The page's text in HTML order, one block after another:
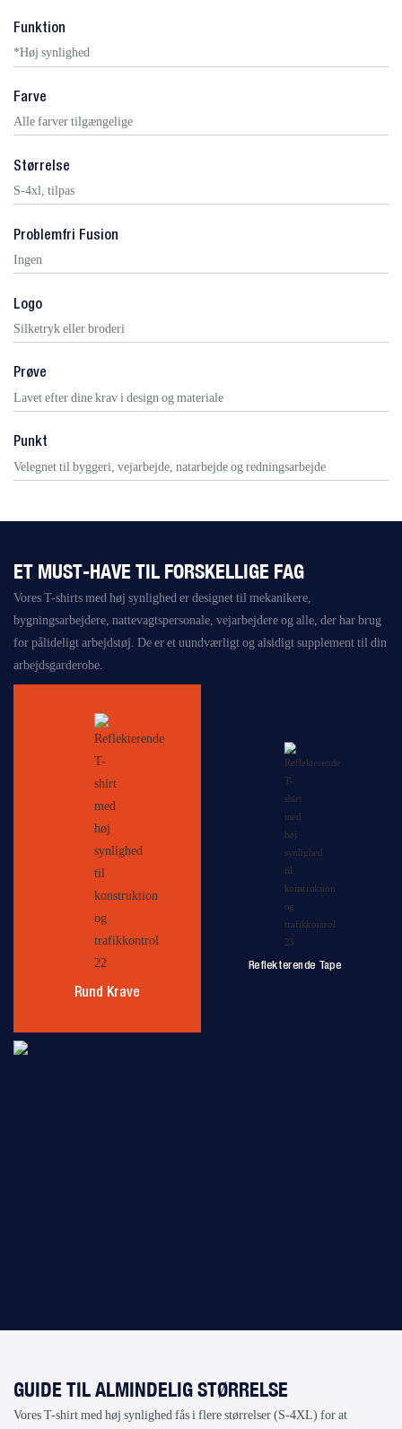
Funktion
*Høj synlighed
Farve
Alle farver tilgængelige
Størrelse
S-4xl, tilpas
Problemfri Fusion
Ingen
Logo
Silketryk eller broderi
Prøve
Lavet efter dine krav i design og materiale
Punkt
Velegnet til byggeri, vejarbejde, natarbejde og redningsarbejde
ET MUST-HAVE TIL FORSKELLIGE FAG
Vores T-shirts med høj synlighed er designet til mekanikere,
bygningsarbejdere, nattevagtspersonale, vejarbejdere og alle, der har brug
for pålideligt arbejdstøj. De er et uundværligt og alsidigt supplement til din
arbejdsgarderobe.
Rund Krave
Reflekterende Tape
GUIDE TIL ALMINDELIG STØRRELSE
VoresT-shirt med høj synlighedfås i flere størrelser (S-4XL) for at